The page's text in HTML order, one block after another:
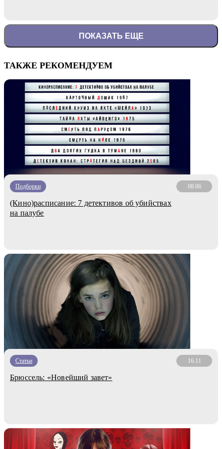
ПОКАЗАТЬ ЕЩЕ
ТАКЖЕ РЕКОМЕНДУЕМ
Подборки 08.06
(Кино)расписание: 7 детективов об убийствах
на палубе
Статьи 16.11
Брюссель: «Новейший завет»